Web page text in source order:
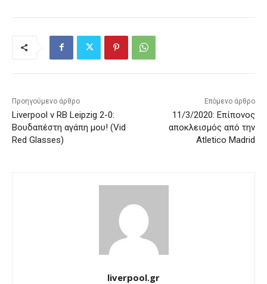
Προηγούμενο άρθρο
Liverpool v RB Leipzig 2-0:
Βουδαπέστη αγάπη μου! (Vid
Red Glasses)
Επόμενο άρθρο
11/3/2020: Επίπονος
αποκλεισμός από την
Atletico Madrid
liverpool.gr